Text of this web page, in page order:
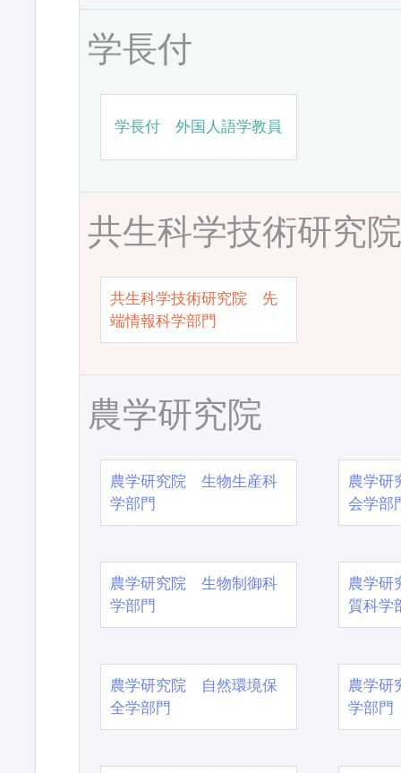
学長付
学長付 外国人語学教員
共生科学技術研究
共生科学技術研究院 先
端情報科学部門
農学研究院
農学研究院 生物生産科
学部門
農学
会学部
農学研究院 生物制御科
学部門
農学
質科学
農学研究院 自然環境保
全学部門
農学
学部門